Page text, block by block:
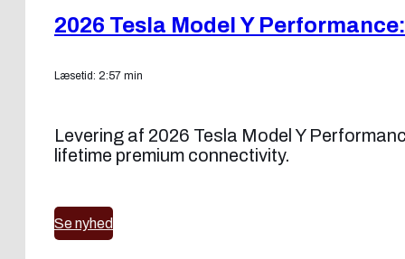
2026 Tesla Model Y
Læsetid: 2:57 min
Levering af 2026 Tesla Model Y
lifetime premium connectivity.
Se nyhed